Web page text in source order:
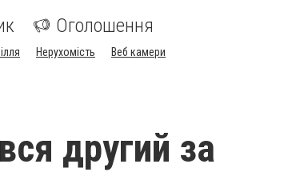
Оголошення
Нерухомість Веб камери
другий за